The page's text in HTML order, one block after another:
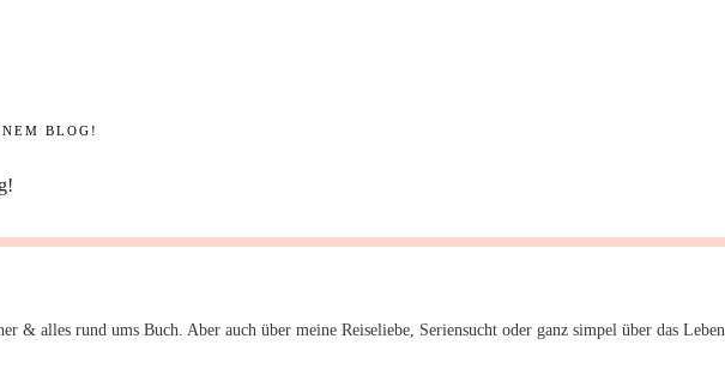
BLOG!
& alles rund ums Buch. Aber auch über meine Reiseliebe, Seriensucht oder ganz simpel über das Leben.